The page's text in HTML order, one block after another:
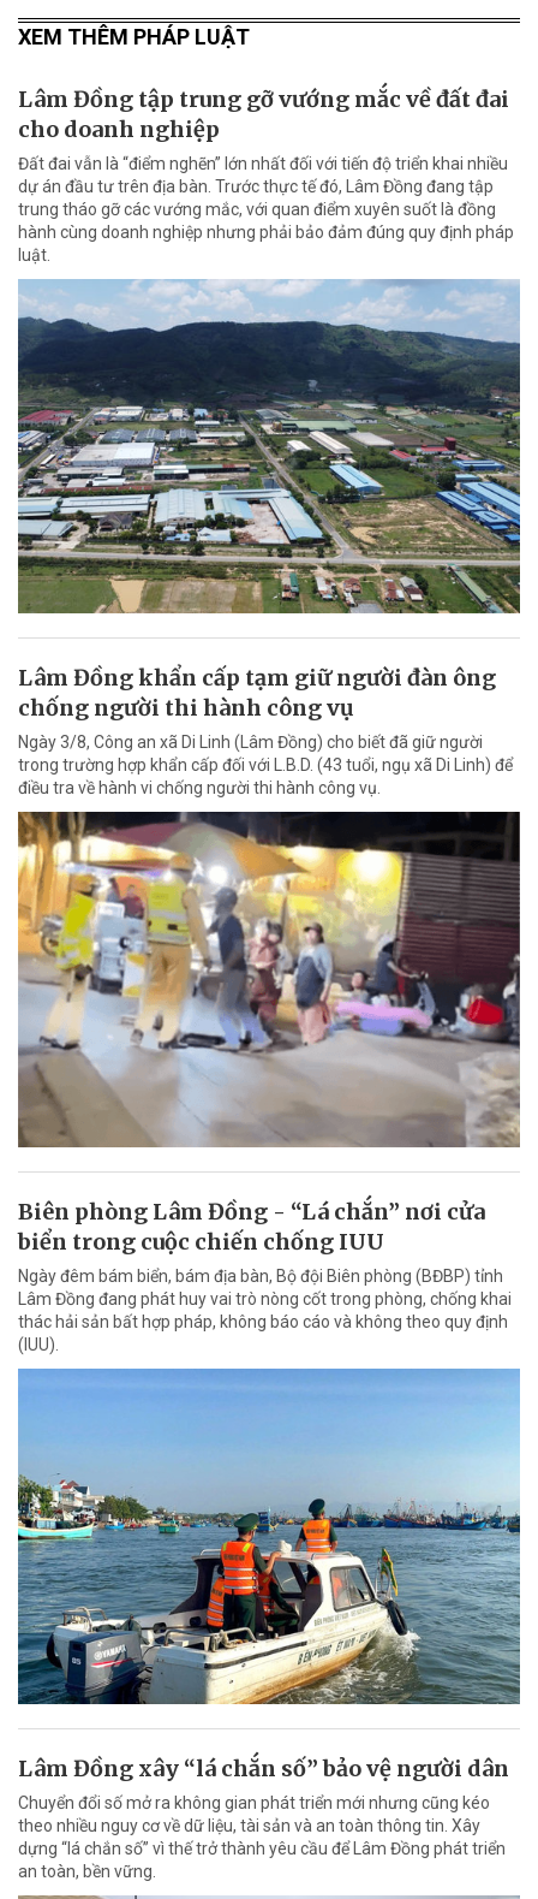
XEM THÊM PHÁP LUẬT
Lâm Đồng tập trung gỡ vướng mắc về đất đai
cho doanh nghiệp
Đất đai vẫn là “điểm nghẽn” lớn nhất đối với tiến độ triển khai nhiều
dự án đầu tư trên địa bàn. Trước thực tế đó, Lâm Đồng đang tập
trung tháo gỡ các vướng mắc, với quan điểm xuyên suốt là đồng
hành cùng doanh nghiệp nhưng phải bảo đảm đúng quy định pháp
luật.
Lâm Đồng khẩn cấp tạm giữ người đàn ông
chống người thi hành công vụ
Ngày 3/8, Công an xã Di Linh (Lâm Đồng) cho biết đã giữ người
trong trường hợp khẩn cấp đối với L.B.D. (43 tuổi, ngụ xã Di Linh) để
điều tra về hành vi chống người thi hành công vụ.
Biên phòng Lâm Đồng - “Lá chắn” nơi cửa
biển trong cuộc chiến chống IUU
Ngày đêm bám biển, bám địa bàn, Bộ đội Biên phòng (BĐBP) tỉnh
Lâm Đồng đang phát huy vai trò nòng cốt trong phòng, chống khai
thác hải sản bất hợp pháp, không báo cáo và không theo quy định
(IUU).
Lâm Đồng xây “lá chắn số” bảo vệ người dân
Chuyển đổi số mở ra không gian phát triển mới nhưng cũng kéo
theo nhiều nguy cơ về dữ liệu, tài sản và an toàn thông tin. Xây
dựng “lá chắn số” vì thế trở thành yêu cầu để Lâm Đồng phát triển
an toàn, bền vững.